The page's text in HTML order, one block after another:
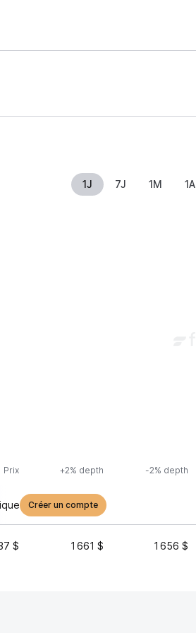
1J 7J 1M 1A
Prix +2% depth -2% depth
Créer un compte
$ 1 661 $ 1 656 $